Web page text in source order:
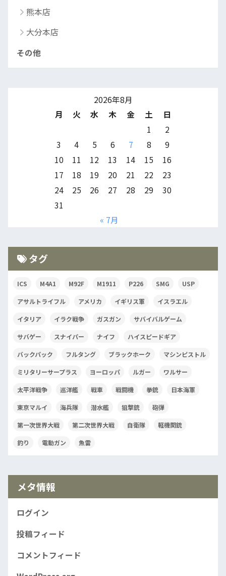
熊本店
大分本店
その他
2026年8月
月
火 水 木 金 土
日
1
2
3
4 5 6 7 8
9
10
11 12 13 14 15
16
17
18 19 20 21 22
23
24
25 26 27 28 29
30
31
« 7月
タグ
ICS M4A1 M92F M1911 P226 SMG USP
アサルトライフル アメリカ イギリス軍 イスラエル
イタリア イラク戦争 ガスガン サバイバルゲーム
サバゲー スナイパー ナイフ ハイスピードギア
バックパック フルタング ブラックホーク マシンピストル
ミリタリーサープラス ヨーロッパ ルガー ワルサー
太平洋戦争 巡洋艦 戦車 戦闘機 拳銃 日本海軍
東京マルイ 海兵隊 潜水艦 狙撃銃 砲弾
第一次世界大戦 第二次世界大戦 自衛隊 軽機関銃
釣り 電動ガン 魚雷
メタ情報
ログイン
投稿フィード
コメントフィード